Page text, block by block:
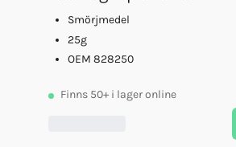
Smörjmedel
25g
OEM 828250
Finns 50+ i lager online